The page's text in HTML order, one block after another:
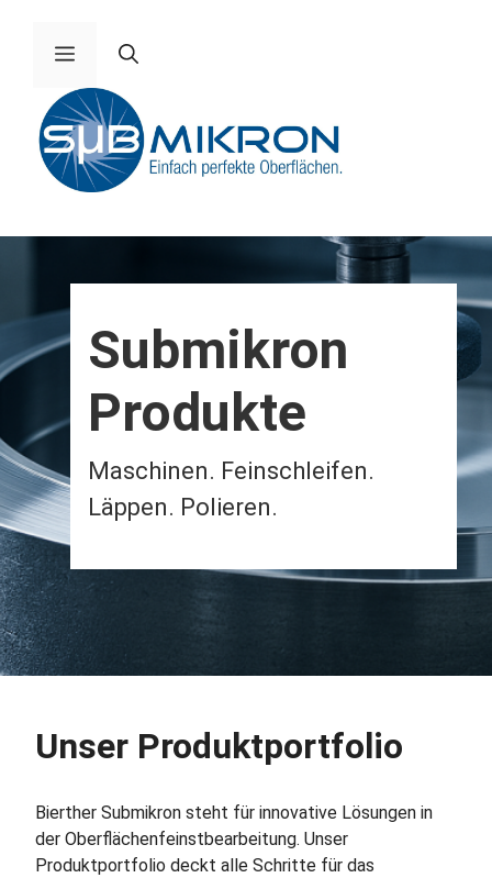
springen Menü
Submikron
Produkte
Maschinen. Feinschleifen.
Läppen. Polieren.
Unser Produktportfolio
Bierther Submikron steht für innovative Lösungen in
der Oberflächenfeinstbearbeitung. Unser
Produktportfolio deckt alle Schritte für das